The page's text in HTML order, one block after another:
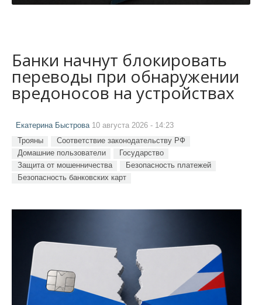
Банки начнут блокировать
переводы при обнаружении
вредоносов на устройствах
Екатерина Быстрова 10 августа 2026 - 14:23
Трояны
Соответствие законодательству РФ
Домашние пользователи
Государство
Защита от мошенничества
Безопасность платежей
Безопасность банковских карт